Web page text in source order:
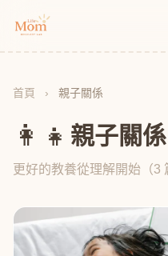
首頁 › 親子關係
👩‍👧 親子關係
更好的教養從理解開始（3